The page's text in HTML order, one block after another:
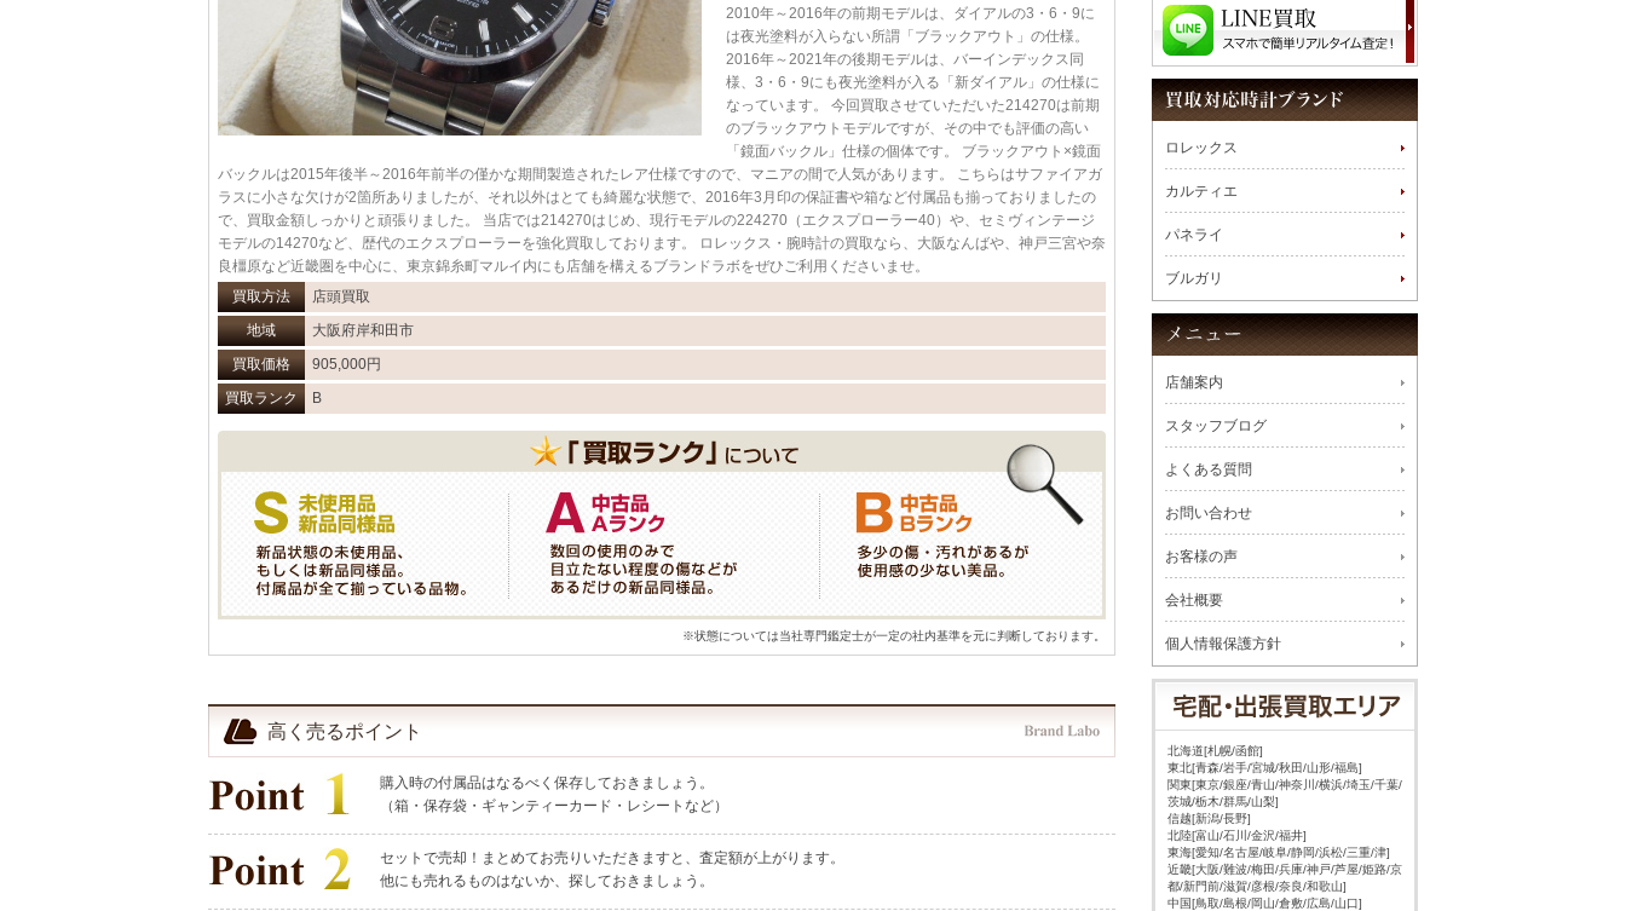
2010年～2016年の前期モデルは、ダイアルの3・6・9に
は夜光塗料が入らない所謂「ブラックアウト」の仕様。
2016年～2021年の後期モデルは、バーインデックス同
様、3・6・9にも夜光塗料が入る「新ダイアル」の仕様に
なっています。 今回買取させていただいた214270は前期
のブラックアウトモデルですが、その中でも評価の高い
「鏡面バックル」仕様の個体です。 ブラックアウト×鏡面
バックルは2015年後半～2016年前半の僅かな期間製造されたレア仕様ですので、マニアの間で人気があります。 こちらはサファイアガ
ラスに小さな欠けが2箇所ありましたが、それ以外はとても綺麗な状態で、2016年3月印の保証書や箱など付属品も揃っておりましたの
で、買取金額しっかりと頑張りました。 当店では214270はじめ、現行モデルの224270（エクスプローラー40）や、セミヴィンテージ
モデルの14270など、歴代のエクスプローラーを強化買取しております。 ロレックス・腕時計の買取なら、大阪なんばや、神戸三宮や奈
良橿原など近畿圏を中心に、東京錦糸町マルイ内にも店舗を構えるブランドラボをぜひご利用くださいませ。
買取方法
店頭買取
地域
大阪府岸和田市
買取価格
905,000円
買取ランク
B
※状態については当社専門鑑定士が一定の社内基準を元に判断しております。
高く売るポイント
購入時の付属品はなるべく保存しておきましょう。
（箱・保存袋・ギャンティーカード・レシートなど）
セットで売却！まとめてお売りいただきますと、査定額が上がります。
他にも売れるものはないか、探しておきましょう。
ロレックス
カルティエ
パネライ
ブルガリ
店舗案内
スタッフブログ
よくある質問
お問い合わせ
お客様の声
会社概要
個人情報保護方針
北海道[札幌/函館]
東北[青森/岩手/宮城/秋田/山形/福島]
関東[東京/銀座/青山/神奈川/横浜/埼玉/千葉/
茨城/栃木/群馬/山梨]
信越[新潟/長野]
北陸[富山/石川/金沢/福井]
東海[愛知/名古屋/岐阜/静岡/浜松/三重/津]
近畿[大阪/難波/梅田/兵庫/神戸/芦屋/姫路/京
都/新門前/滋賀/彦根/奈良/和歌山]
中国[鳥取/島根/岡山/倉敷/広島/山口]